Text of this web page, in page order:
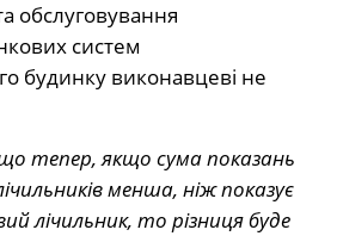
обслуговування
систем
будинку виконавцеві не
тепер, якщо сума показань
менша, ніж показує
лічильник, то різниця буде